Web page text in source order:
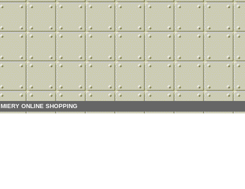
MIERY ONLINE SHOPPING